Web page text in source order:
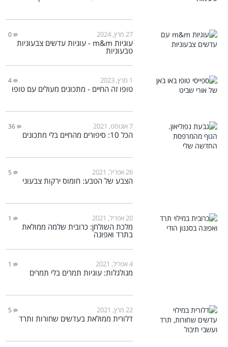
27 מרץ, 2024 0
עוגיות m&m - עוגיות עדשים צבעוניות
טבעוניות
1 מרץ, 2023 4
טופו זה החיים - מתכונים מעולים עם טופו
7 אוגוסט, 2021 36
הכל 10: סיפורים מהחיים בלי מתכונים
26 אפריל, 2021 5
הצבע של הטבע: חומוס ירקות צבעוני
20 אפריל, 2021 1
מלכת השולחן: כרובית שלמה ממולאת
בתרד ואפונה
4 אפריל, 2021 1
מגולגלות: עוגיות תמרים בלי תמרים
22 מרץ, 2021 5
דלורית ממולאת בעדשים שחורות ותרד